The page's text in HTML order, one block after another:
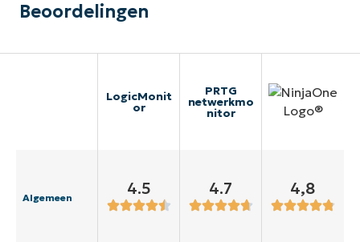
Beoordelingen
LogicMonit
or
PRTG
netwerkmo
nitor
Algemeen 4.5 4.7 4,8